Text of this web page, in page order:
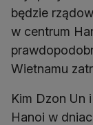
będzie
w centrum
Wietnamu
Kim Dzon Un
Hanoi w